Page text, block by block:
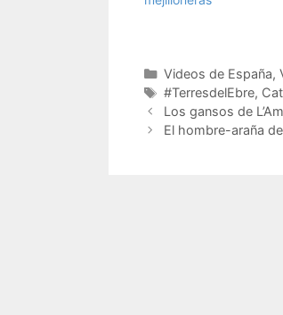
Categorías
Videos de España,
Etiquetas
#TerresdelEbre,
Los gansos de
El hombre-araña